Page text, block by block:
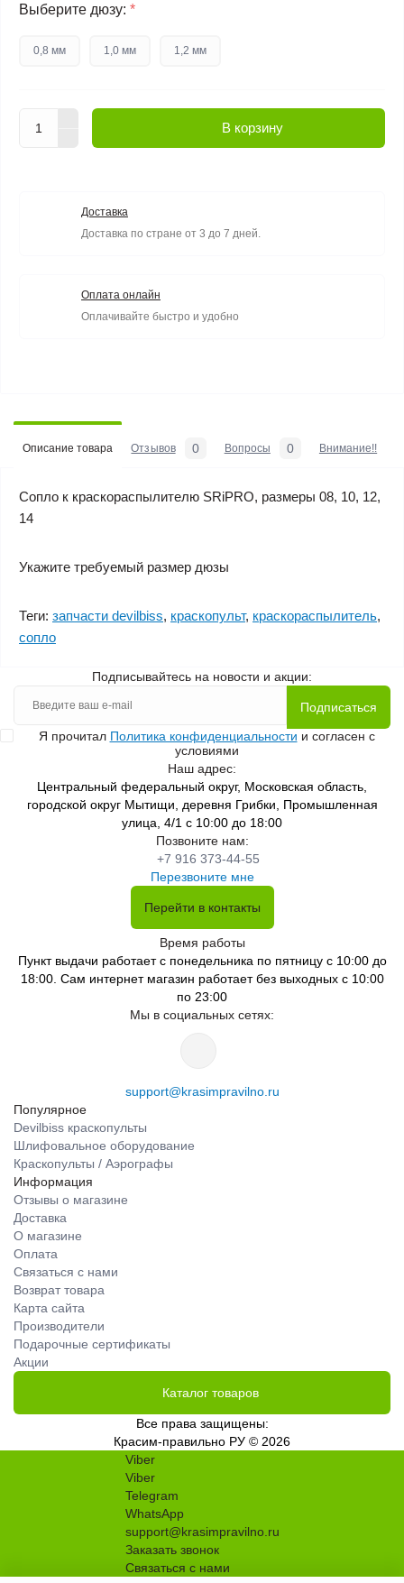
Выберите дюзу: *
0,8 мм 1,0 мм 1,2 мм
В корзину
Доставка
Доставка по стране от 3 до 7 дней.
Оплата онлайн
Оплачивайте быстро и удобно
Описание товара Отзывов 0 Вопросы 0 Внимание!!
Сопло к краскораспылителю SRiPRO, размеры 08, 10, 12,
14
Укажите требуемый размер дюзы
Теги: запчасти devilbiss, краскопульт, краскораспылитель,
сопло
Подписывайтесь на новости и акции:
Подписаться
Я прочитал Политика конфиденциальности и согласен с
условиями
Наш адрес:
Центральный федеральный округ, Московская область,
городской округ Мытищи, деревня Грибки, Промышленная
улица, 4/1 с 10:00 до 18:00
Позвоните нам:
+7 916 373-44-55
Перезвоните мне
Перейти в контакты
Время работы
Пункт выдачи работает с понедельника по пятницу с 10:00 до
18:00. Сам интернет магазин работает без выходных с 10:00
по 23:00
Мы в социальных сетях:
support@krasimpravilno.ru
Популярное
Devilbiss краскопульты
Шлифовальное оборудование
Краскопульты / Аэрографы
Информация
Отзывы о магазине
Доставка
О магазине
Оплата
Связаться с нами
Возврат товара
Карта сайта
Производители
Подарочные сертификаты
Акции
Каталог товаров
Все права защищены:
Красим-правильно РУ © 2026
Viber
Viber
Telegram
WhatsApp
support@krasimpravilno.ru
Заказать звонок
Связаться с нами